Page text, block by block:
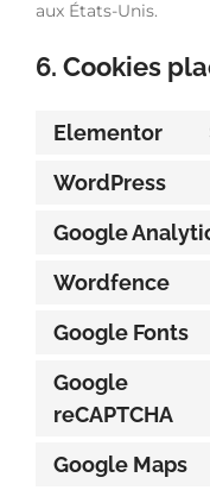
aux États-Unis.
6. Cookies
Elementor
WordPress
Google
Wordfence
Google Fonts
Google
reCAPTCHA
Google Maps